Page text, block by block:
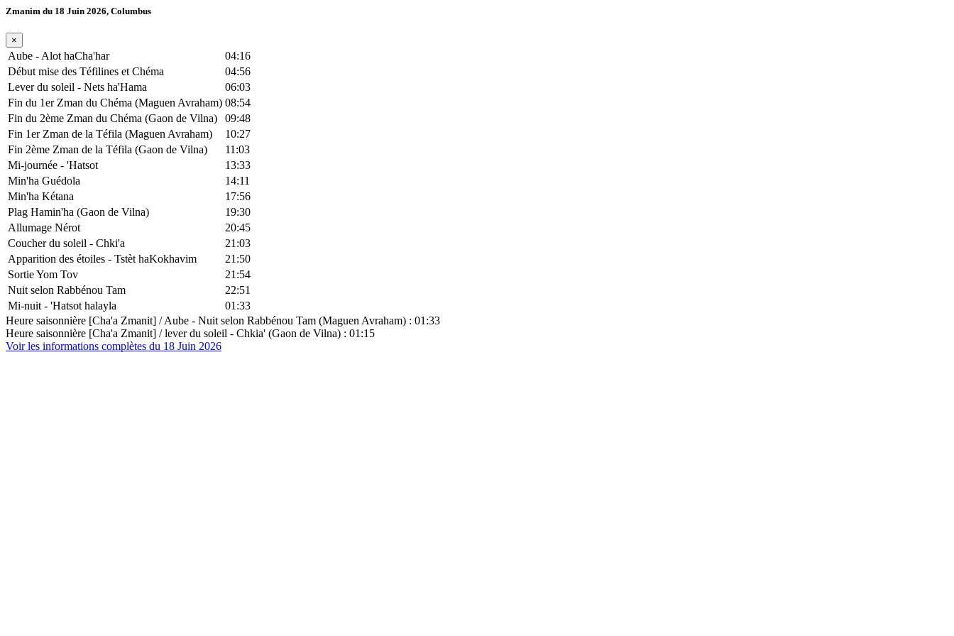
Zmanim du 18 Juin 2026, Columbus
×
Aube - Alot haCha'har
04:16
Début mise des Téfilines et Chéma
04:56
Lever du soleil - Nets ha'Hama
06:03
Fin du 1er Zman du Chéma (Maguen Avraham) 08:54
Fin du 2ème Zman du Chéma (Gaon de Vilna)
09:48
Fin 1er Zman de la Téfila (Maguen Avraham)
10:27
Fin 2ème Zman de la Téfila (Gaon de Vilna)
11:03
Mi-journée - 'Hatsot
13:33
Min'ha Guédola
14:11
Min'ha Kétana
17:56
Plag Hamin'ha (Gaon de Vilna)
19:30
Allumage Nérot
20:45
Coucher du soleil - Chki'a
21:03
Apparition des étoiles - Tstèt haKokhavim
21:50
Sortie Yom Tov
21:54
Nuit selon Rabbénou Tam
22:51
Mi-nuit - 'Hatsot halayla
01:33
Heure saisonnière [Cha'a Zmanit] / Aube - Nuit selon Rabbénou Tam (Maguen Avraham) : 01:33
Heure saisonnière [Cha'a Zmanit] / lever du soleil - Chkia' (Gaon de Vilna) : 01:15
Voir les informations complètes du 18 Juin 2026